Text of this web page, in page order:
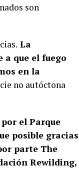
son
La
a que el fuego
en la
no autóctona
el Parque
posible gracias
parte The
Rewilding,